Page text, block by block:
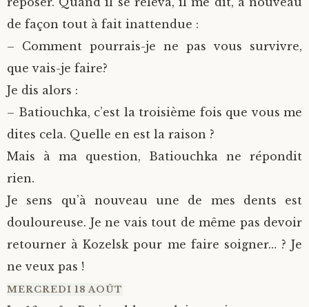
de façon tout à fait inattendue :
– Comment pourrais-je ne pas vous survivre,
que vais-je faire?
Je dis alors :
– Batiouchka, c’est la troisième fois que vous me
dites cela. Quelle en est la raison ?
Mais à ma question, Batiouchka ne répondit
rien.
Je sens qu’à nouveau une de mes dents est
douloureuse. Je ne vais tout de même pas devoir
retourner à Kozelsk pour me faire soigner… ? Je
ne veux pas !
MERCREDI 18 AOÛT